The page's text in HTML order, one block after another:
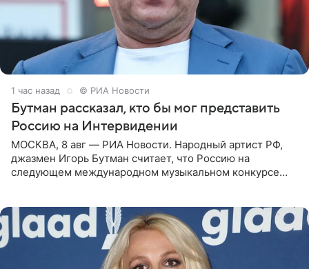
1 час назад © РИА Новости
Бутман рассказал, кто бы мог представить
Россию на Интервидении
МОСКВА, 8 авг — РИА Новости. Народный артист РФ,
джазмен Игорь Бутман считает, что Россию на
следующем международном музыкальном конкурсе